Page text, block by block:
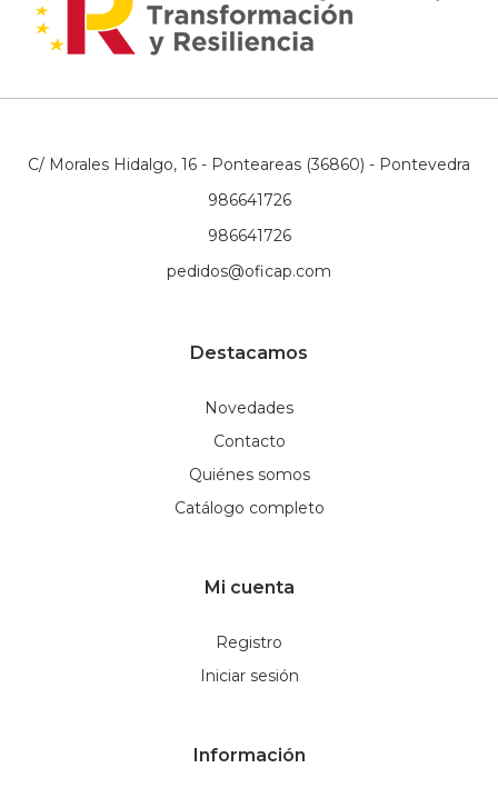
C/ Morales Hidalgo, 16 - Ponteareas (36860) - Pontevedra
986641726
986641726
pedidos@oficap.com
Destacamos
Novedades
Contacto
Quiénes somos
Catálogo completo
Mi cuenta
Registro
Iniciar sesión
Información